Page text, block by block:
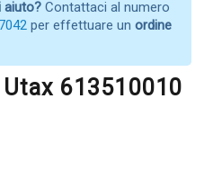
aiuto? Contattaci al numero
per effettuare un ordine
613510010